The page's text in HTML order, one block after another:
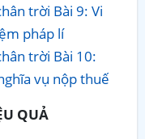
trời Bài 9: Vi
pháp lí
trời Bài 10:
vụ nộp thuế
QUẢ